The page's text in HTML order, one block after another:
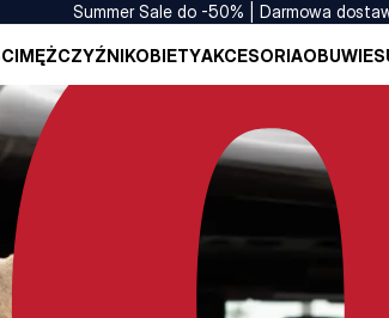
Summer Sale do -50% | Darmowa
MĘŻCZYŹNIKOBIETYAKCESORIAOBUWIE